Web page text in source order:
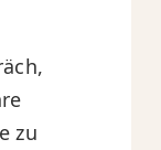
zu